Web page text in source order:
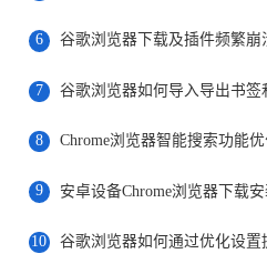
6
7
8 Chrome浏览器智能搜索功能
9
10